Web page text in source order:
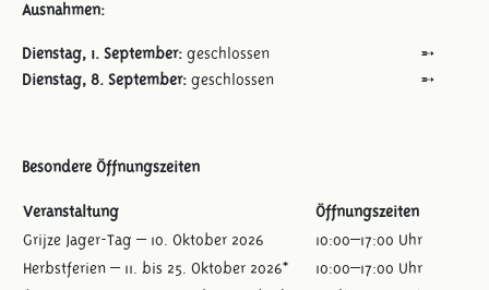
Ausnahmen:
Dienstag, 1. September: geschlossen
Dienstag, 8. September: geschlossen
Besondere Öffnungszeiten
Veranstaltung
Öffnungszeiten
Grijze Jager-Tag – 10. Oktober 2026
10:00–17:00 Uhr
Herbstferien – 11. bis 25. Oktober 2026*
10:00–17:00 Uhr